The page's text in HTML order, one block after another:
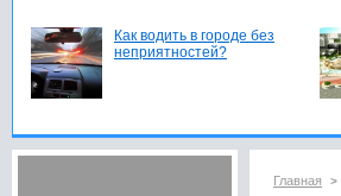
Как водить в городе без
неприятностей?
Главная >